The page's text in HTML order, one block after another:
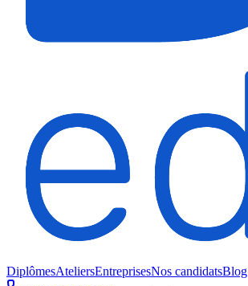
DiplômesAteliersEntreprisesNos candidatsBlog